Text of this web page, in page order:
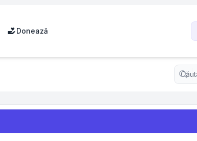
Donează